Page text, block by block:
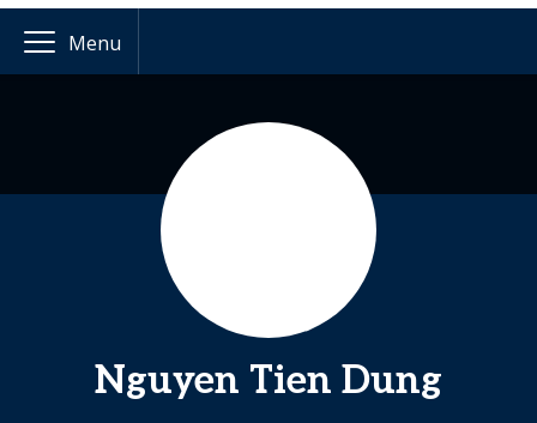
Menu
Nguyen Tien Dung